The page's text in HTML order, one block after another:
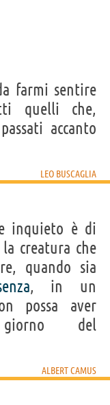
farmi sentire
quelli che,
accanto
LEO BUSCAGLIA
inquieto è di
creatura che
quando sia
, in un
possa aver
del
ALBERT CAMUS